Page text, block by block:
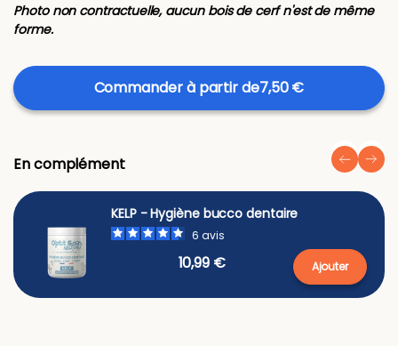
Photo non contractuelle, aucun bois de cerf n'est de même
forme.
Commander à partir de7,50 €
En complément
KELP - Hygiène bucco dentaire
6avis
10,99 € Ajouter